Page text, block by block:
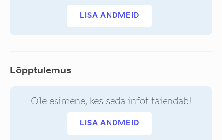
LISA ANDMEID
Lõpptulemus
Ole esimene, kes seda infot täiendab!
LISA ANDMEID